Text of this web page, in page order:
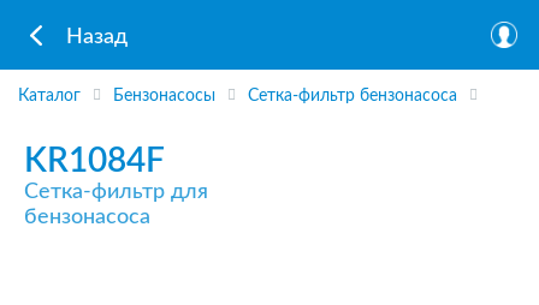
Назад
Каталог Бензонасосы Сетка-фильтр бензонасоса
KR1084F
Сетка-фильтр для
бензонасоса